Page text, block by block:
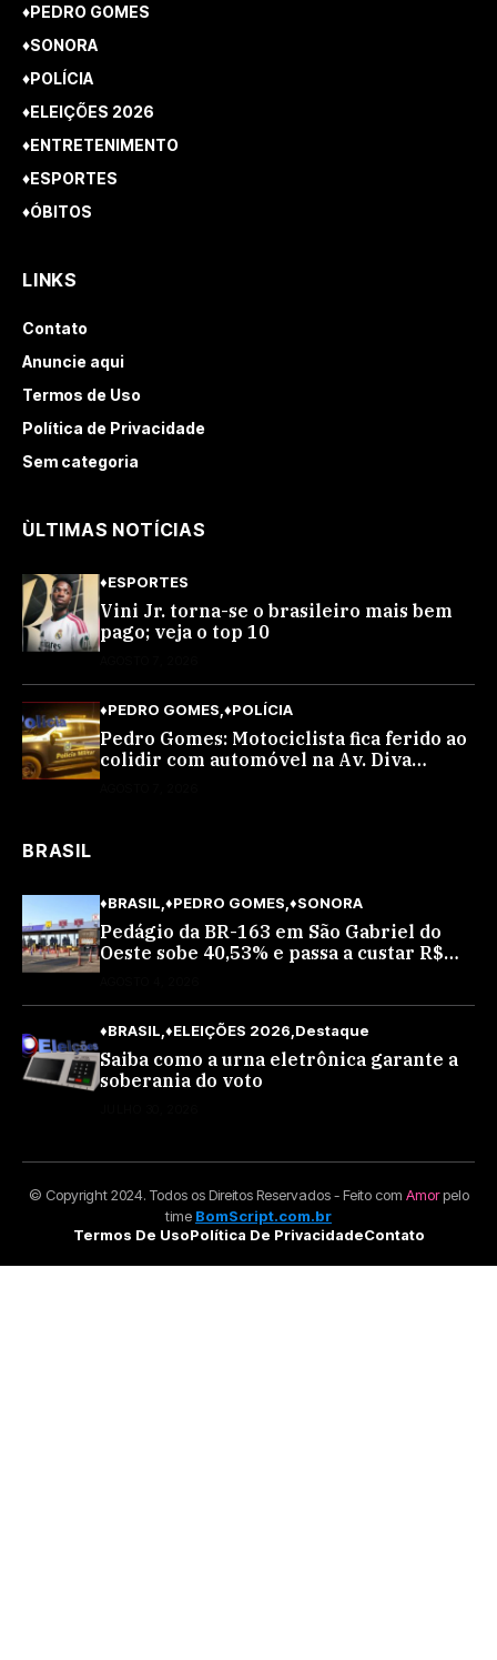
♦PEDRO GOMES
♦SONORA
♦POLÍCIA
♦ELEIÇÕES 2026
♦ENTRETENIMENTO
♦ESPORTES
♦ÓBITOS
LINKS
Contato
Anuncie aqui
Termos de Uso
Política de Privacidade
Sem categoria
ÙLTIMAS NOTÍCIAS
♦ESPORTES
Vini Jr. torna-se o brasileiro mais bem
pago; veja o top 10
♦PEDRO GOMES ♦POLÍCIA
Pedro Gomes: Motociclista fica ferido ao
colidir com automóvel na Av. Diva
BRASIL
♦BRASIL ♦PEDRO GOMES ♦SONORA
Pedágio da BR-163 em São Gabriel do
Oeste sobe 40,53% e passa a custar R$
♦BRASIL ♦ELEIÇÕES 2026 Destaque
Saiba como a urna eletrônica garante a
soberania do voto
© Copyright 2024. Todos os Direitos Reservados - Feito com Amorpelo
time BomScript.com.br
Termos De UsoPolítica De PrivacidadeContato